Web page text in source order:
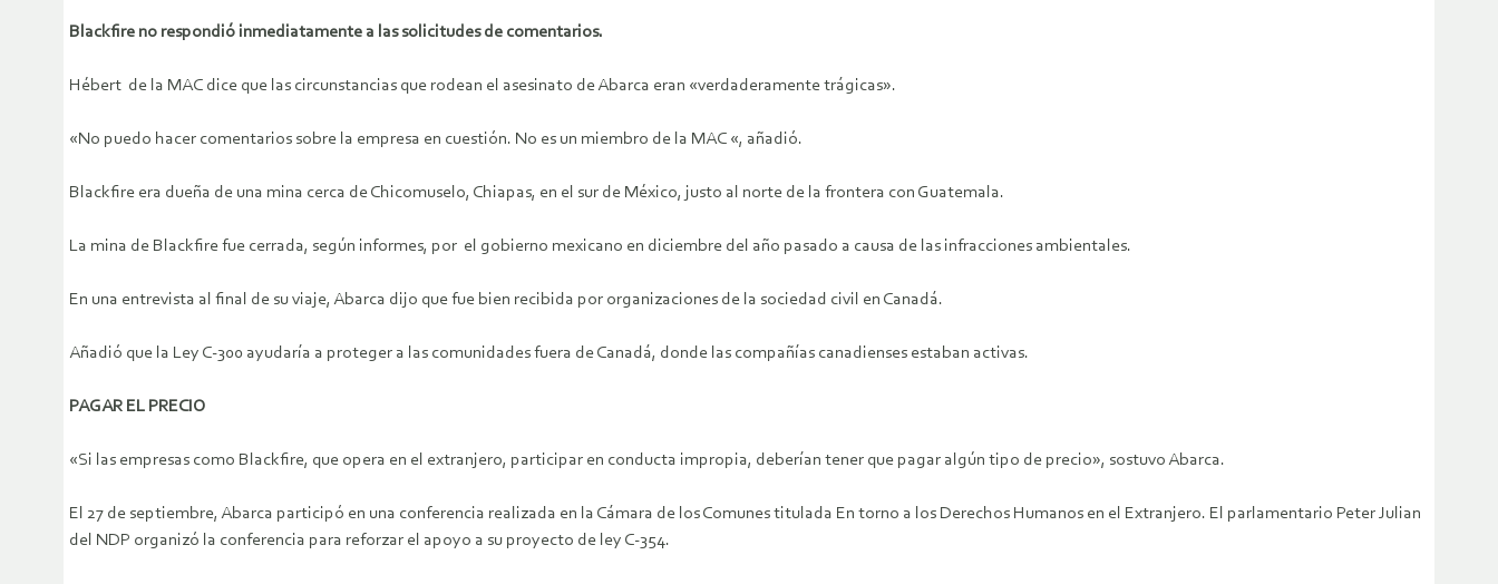
Blackfire no respondió inmediatamente a las solicitudes de comentarios.
Hébert de la MAC dice que las circunstancias que rodean el asesinato de Abarca eran «verdaderamente trágicas».
«No puedo hacer comentarios sobre la empresa en cuestión. No es un miembro de la MAC «, añadió.
Blackfire era dueña de una mina cerca de Chicomuselo, Chiapas, en el sur de México, justo al norte de la frontera con Guatemala.
La mina de Blackfire fue cerrada, según informes, por el gobierno mexicano en diciembre del año pasado a causa de las infracciones ambientales.
En una entrevista al final de su viaje, Abarca dijo que fue bien recibida por organizaciones de la sociedad civil en Canadá.
Añadió que la Ley C-300 ayudaría a proteger a las comunidades fuera de Canadá, donde las compañías canadienses estaban activas.
PAGAR EL PRECIO
«Si las empresas como Blackfire, que opera en el extranjero, participar en conducta impropia, deberían tener que pagar algún tipo de precio», sostuvo Abarca.
El 27 de septiembre, Abarca participó en una conferencia realizada en la Cámara de los Comunes titulada En torno a los Derechos Humanos en el Extranjero. El parlamentario Peter Julian
del NDP organizó la conferencia para reforzar el apoyo a su proyecto de ley C-354.